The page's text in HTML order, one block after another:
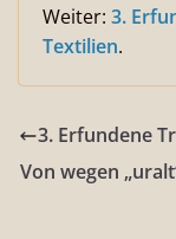
Weiter: 3.
Textilien.
3. Erfundene
Von wegen